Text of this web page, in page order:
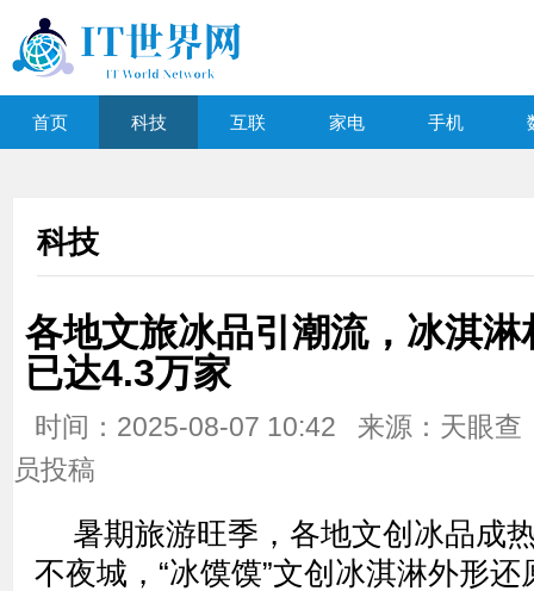
首页 科技 互联 家电 手机
科技
各地文旅冰品引潮流，冰淇淋
已达4.3万家
时间：2025-08-07 10:42 来源：天眼
员投稿
暑期旅游旺季，各地文创冰品成
不夜城，“冰馍馍”文创冰淇淋外形